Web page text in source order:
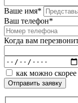
Ваше имя*
Ваш телефон*
Когда вам
как можно скорее